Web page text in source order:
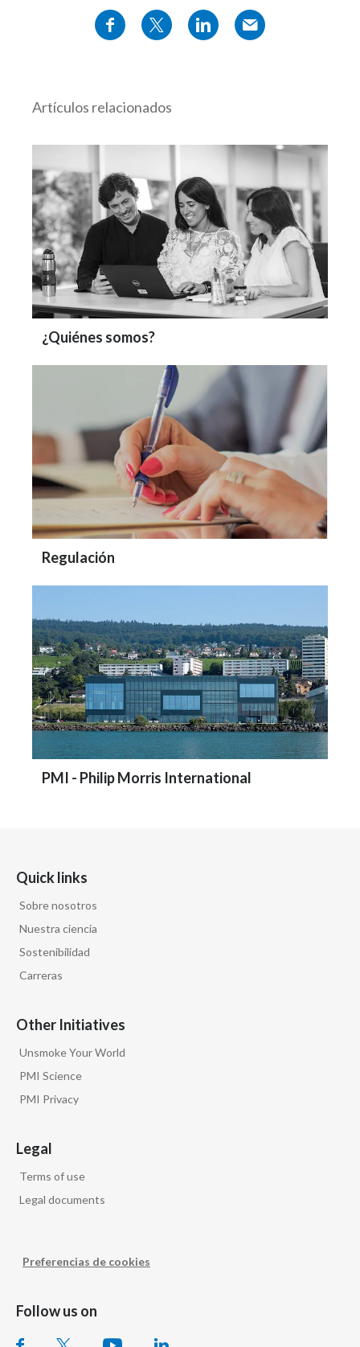
Artículos relacionados
¿Quiénes somos?
Regulación
PMI - Philip Morris International
Quick links
Sobre nosotros
Nuestra ciencia
Sostenibilidad
Carreras
Other Initiatives
Unsmoke Your World
PMI Science
PMI Privacy
Legal
Terms of use
Legal documents
Preferencias de cookies
Follow us on